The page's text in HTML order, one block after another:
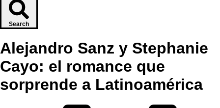
Search
Alejandro Sanz y Stephanie
Cayo: el romance que
sorprende a Latinoamérica